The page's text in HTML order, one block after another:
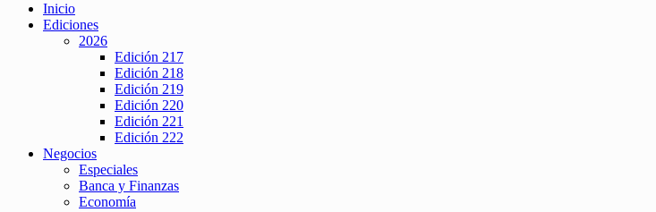
Inicio
Ediciones
2026
Edición 217
Edición 218
Edición 219
Edición 220
Edición 221
Edición 222
Negocios
Especiales
Banca y Finanzas
Economía